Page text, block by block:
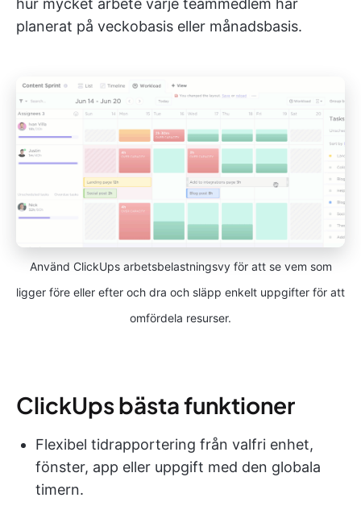
hur mycket arbete varje teammedlem har
planerat på veckobasis eller månadsbasis.
Använd ClickUps arbetsbelastningsvy för att se vem som
ligger före eller efter och dra och släpp enkelt uppgifter för att
omfördela resurser.
ClickUps bästa funktioner
Flexibel tidrapportering från valfri enhet,
fönster, app eller uppgift med den globala
timern.